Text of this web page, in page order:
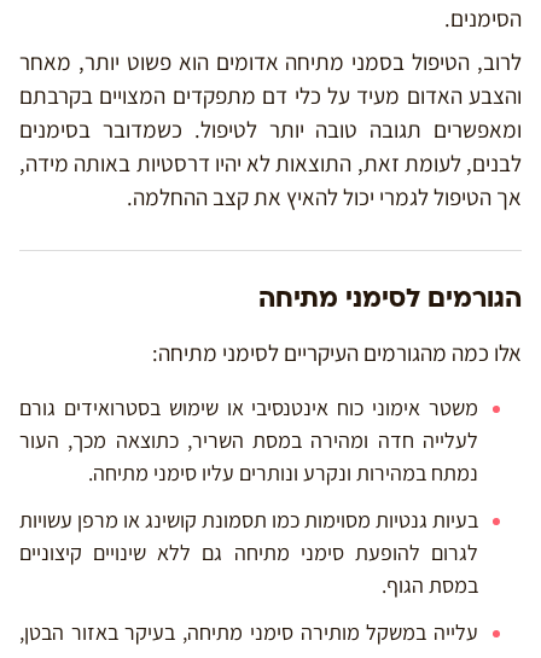
הסימנים.
לרוב, הטיפול בסמני מתיחה אדומים הוא פשוט יותר, מאחר
והצבע האדום מעיד על כלי דם מתפקדים המצויים בקרבתם
ומאפשרים תגובה טובה יותר לטיפול. כשמדובר בסימנים
לבנים, לעומת זאת, התוצאות לא יהיו דרסטיות באותה מידה,
אך הטיפול לגמרי יכול להאיץ את קצב ההחלמה.
הגורמים לסימני מתיחה
אלו כמה מהגורמים העיקריים לסימני מתיחה:
משטר אימוני כוח אינטנסיבי או שימוש בסטרואידים גורם
לעלייה חדה ומהירה במסת השריר, כתוצאה מכך, העור
נמתח במהירות ונקרע ונותרים עליו סימני מתיחה.
בעיות גנטיות מסוימות כמו תסמונת קושינג או מרפן עשויות
לגרום להופעת סימני מתיחה גם ללא שינויים קיצוניים
במסת הגוף.
עלייה במשקל מותירה סימני מתיחה, בעיקר באזור הבטן,